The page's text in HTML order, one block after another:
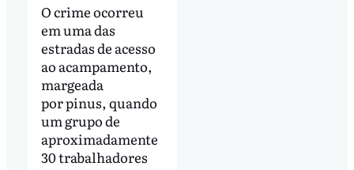
O crime ocorreu
em uma das
estradas de acesso
ao acampamento,
margeada
por pinus, quando
um grupo de
aproximadamente
30 trabalhadores